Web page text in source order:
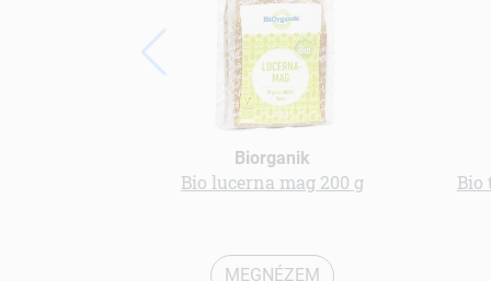
Biorganik
Bio lucerna mag 200 g
MEGNÉZEM
Bio